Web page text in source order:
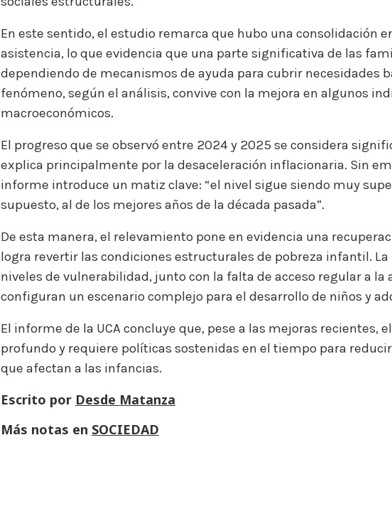
En este sentido, el estudio remarca que hubo una consolidación
asistencia, lo que evidencia que una parte significativa de las
dependiendo de mecanismos de ayuda para cubrir necesidades
fenómeno, según el análisis, convive con la mejora en algunos
macroeconómicos.
El progreso que se observó entre 2024 y 2025 se considera
explica principalmente por la desaceleración inflacionaria. Sin
informe introduce un matiz clave: “el nivel sigue siendo muy
supuesto, al de los mejores años de la década pasada”.
De esta manera, el relevamiento pone en evidencia una
logra revertir las condiciones estructurales de pobreza infantil.
niveles de vulnerabilidad, junto con la falta de acceso regular a la
configuran un escenario complejo para el desarrollo de niños y
El informe de la UCA concluye que, pese a las mejoras recientes,
profundo y requiere políticas sostenidas en el tiempo para
que afectan a las infancias.
Escrito por Desde Matanza
Más notas en SOCIEDAD